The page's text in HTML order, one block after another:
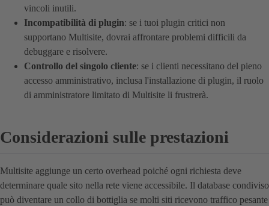
vincoli inutili.
Incompatibilità di plugin: se i tuoi plugin critici non
supportano Multisite, dovrai affrontare problemi difficili da
debuggare e risolvere.
Controllo del singolo cliente: se i clienti necessitano del pieno
accesso amministrativo, inclusa l'installazione di plugin, il ruolo
di amministratore limitato di Multisite li frustrerà.
Considerazioni sulle prestazioni
Multisite aggiunge un certo overhead poiché ogni richiesta deve
determinare quale sito nella rete viene accessibile. Il database condiviso
può diventare un collo di bottiglia se molti siti ricevono traffico pesante